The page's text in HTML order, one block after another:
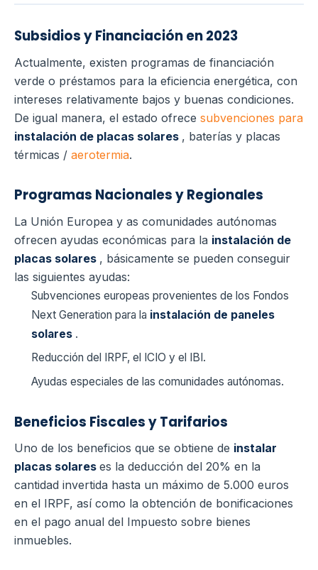
Subsidios y Financiación en 2023
Actualmente, existen programas de financiación
verde o préstamos para la eficiencia energética, con
intereses relativamente bajos y buenas condiciones.
De igual manera, el estado ofrece subvenciones para
instalación de placas solares , baterías y placas
térmicas / aerotermia.
Programas Nacionales y Regionales
La Unión Europea y as comunidades autónomas
ofrecen ayudas económicas para la instalación de
placas solares , básicamente se pueden conseguir
las siguientes ayudas:
Subvenciones europeas provenientes de los Fondos
Next Generation para la instalación de paneles
solares .
Reducción del IRPF, el ICIO y el IBI.
Ayudas especiales de las comunidades autónomas.
Beneficios Fiscales y Tarifarios
Uno de los beneficios que se obtiene de instalar
placas solares es la deducción del 20% en la
cantidad invertida hasta un máximo de 5.000 euros
en el IRPF, así como la obtención de bonificaciones
en el pago anual del Impuesto sobre bienes
inmuebles.